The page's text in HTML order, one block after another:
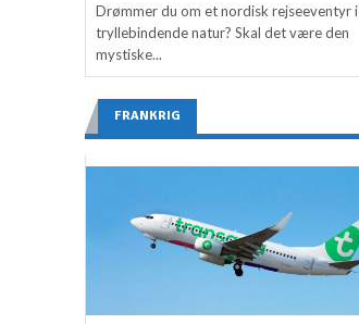
Drømmer du om et nordisk rejseeventyr i
tryllebindende natur? Skal det være den
mystiske...
FRANKRIG